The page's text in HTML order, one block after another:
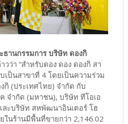
ธานกรรมการ บริษัท ดองกิ
วว่า “สำหรับดอง ดอง ดองกิ สา
เป็นสาขาที่ 4 โดยเป็นความร่วม
กิ (ประเทศไทย) จำกัด กับ
จำกัด (มหาชน), บริษัท ทีโอเอ
ละบริษัท สหพัฒนาอินเตอร์ โฮ
ในร้านมีพื้นที่ขายกว่า 2,146.02